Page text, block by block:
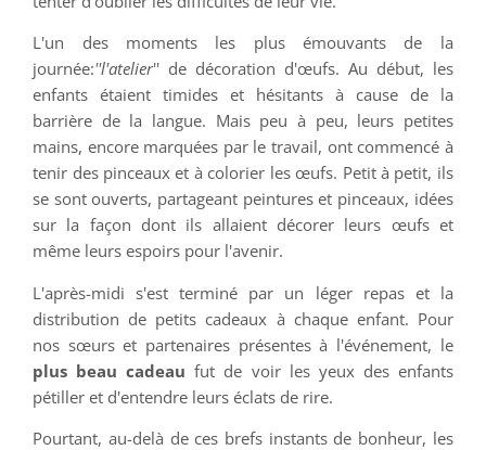
L'un des moments les plus émouvants de la
journée:''l'atelier'' de décoration d'œufs. Au début, les
enfants étaient timides et hésitants à cause de la
barrière de la langue. Mais peu à peu, leurs petites
mains, encore marquées par le travail, ont commencé à
tenir des pinceaux et à colorier les œufs. Petit à petit, ils
se sont ouverts, partageant peintures et pinceaux, idées
sur la façon dont ils allaient décorer leurs œufs et
même leurs espoirs pour l'avenir.
L'après-midi s'est terminé par un léger repas et la
distribution de petits cadeaux à chaque enfant. Pour
nos sœurs et partenaires présentes à l'événement, le
plus beau cadeau fut de voir les yeux des enfants
pétiller et d'entendre leurs éclats de rire.
Pourtant, au-delà de ces brefs instants de bonheur, les